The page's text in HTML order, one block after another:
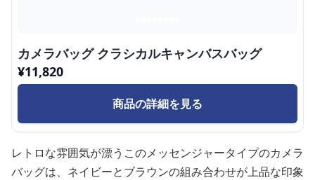
カメラバッグ クラシカルキャンバスバッグ
¥11,820
商品の詳細を見る
レトロな雰囲気が漂うこのメッセンジャータイプのカメラ
バッグは、ネイビーとブラウンの組み合わせが上品な印象